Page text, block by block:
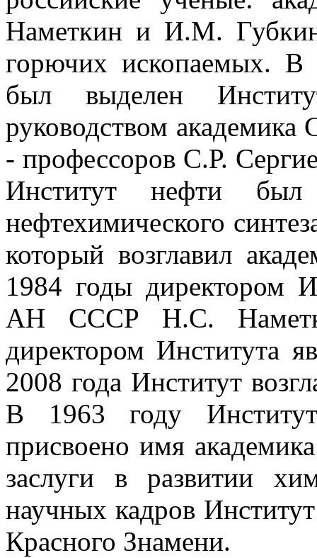
Наметкин и И.М.
горючих ископаемых.
был выделен
руководством
- профессоров С.Р.
Институт нефти был
нефтехимического
который возглавил
1984 годы директором
АН СССР Н.С.
директором Института
2008 года Институт
В 1963 году
присвоено имя
заслуги в развитии
научных кадров
Красного Знамени.